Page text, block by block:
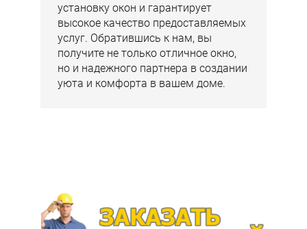
установку окон и гарантирует
высокое качество предоставляемых
услуг. Обратившись к нам, вы
получите не только отличное окно,
но и надежного партнера в создании
уюта и комфорта в вашем доме.